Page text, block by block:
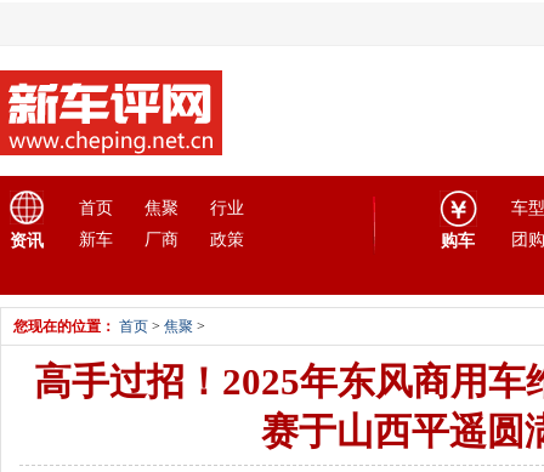
资讯
首页 焦聚
行业
新车
厂商 政策 购车
车型
团购
您现在的位置： 首页 > 焦聚 >
高手过招！2025年东风商用
赛于山西平遥圆